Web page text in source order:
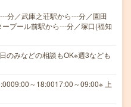
分／武庫之荘駅から---分／園田
プール前駅から---分／塚口(福知
のみなどの相談もOK※週3なども
～18:0017:00～09:00※ 上